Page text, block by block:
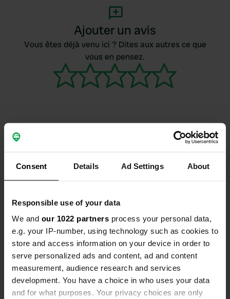
Consent Details Ad Settings About
Responsible use of your data
We and our 1022 partners process your personal data,
e.g. your IP-number, using technology such as cookies to
store and access information on your device in order to
serve personalized ads and content, ad and content
measurement, audience research and services
development. You have a choice in who uses your data
and for what purposes. Your privacy choices are only
Ajouter un avis
Vous êtes déjà venu ici ? Dites aux autres ce que
vous en pensez.
Contact
86150, Moussac, France
Coordonnées
46° 16' 34" N 0° 40' 56" E
Copie
46.27624 0.68216
Code du site
114981